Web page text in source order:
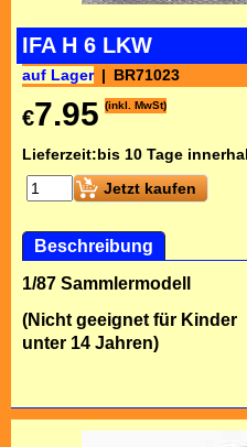
IFA H 6 LKW
auf Lager BR71023
€7.95 (inkl. MwSt)
Lieferzeit:bis 10 Tage
Jetzt kaufen
Beschreibung
1/87 Sammlermodell
(Nicht geeignet für Kinder
unter 14 Jahren)